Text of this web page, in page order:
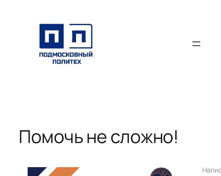
содержимому
Помочь не сложно!